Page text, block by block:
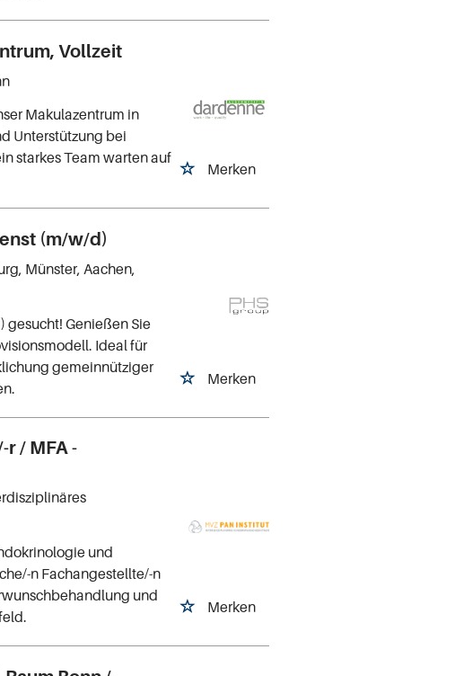
Vollzeit
Merken
Makulazentrum in
Unterstützung bei
starkes Team warten auf
(m/w/d)
Merken
Münster, Aachen,
Genießen Sie
Ideal für
gemeinnütziger
/ MFA -
Merken
und
n Fachangestellte/-n
und